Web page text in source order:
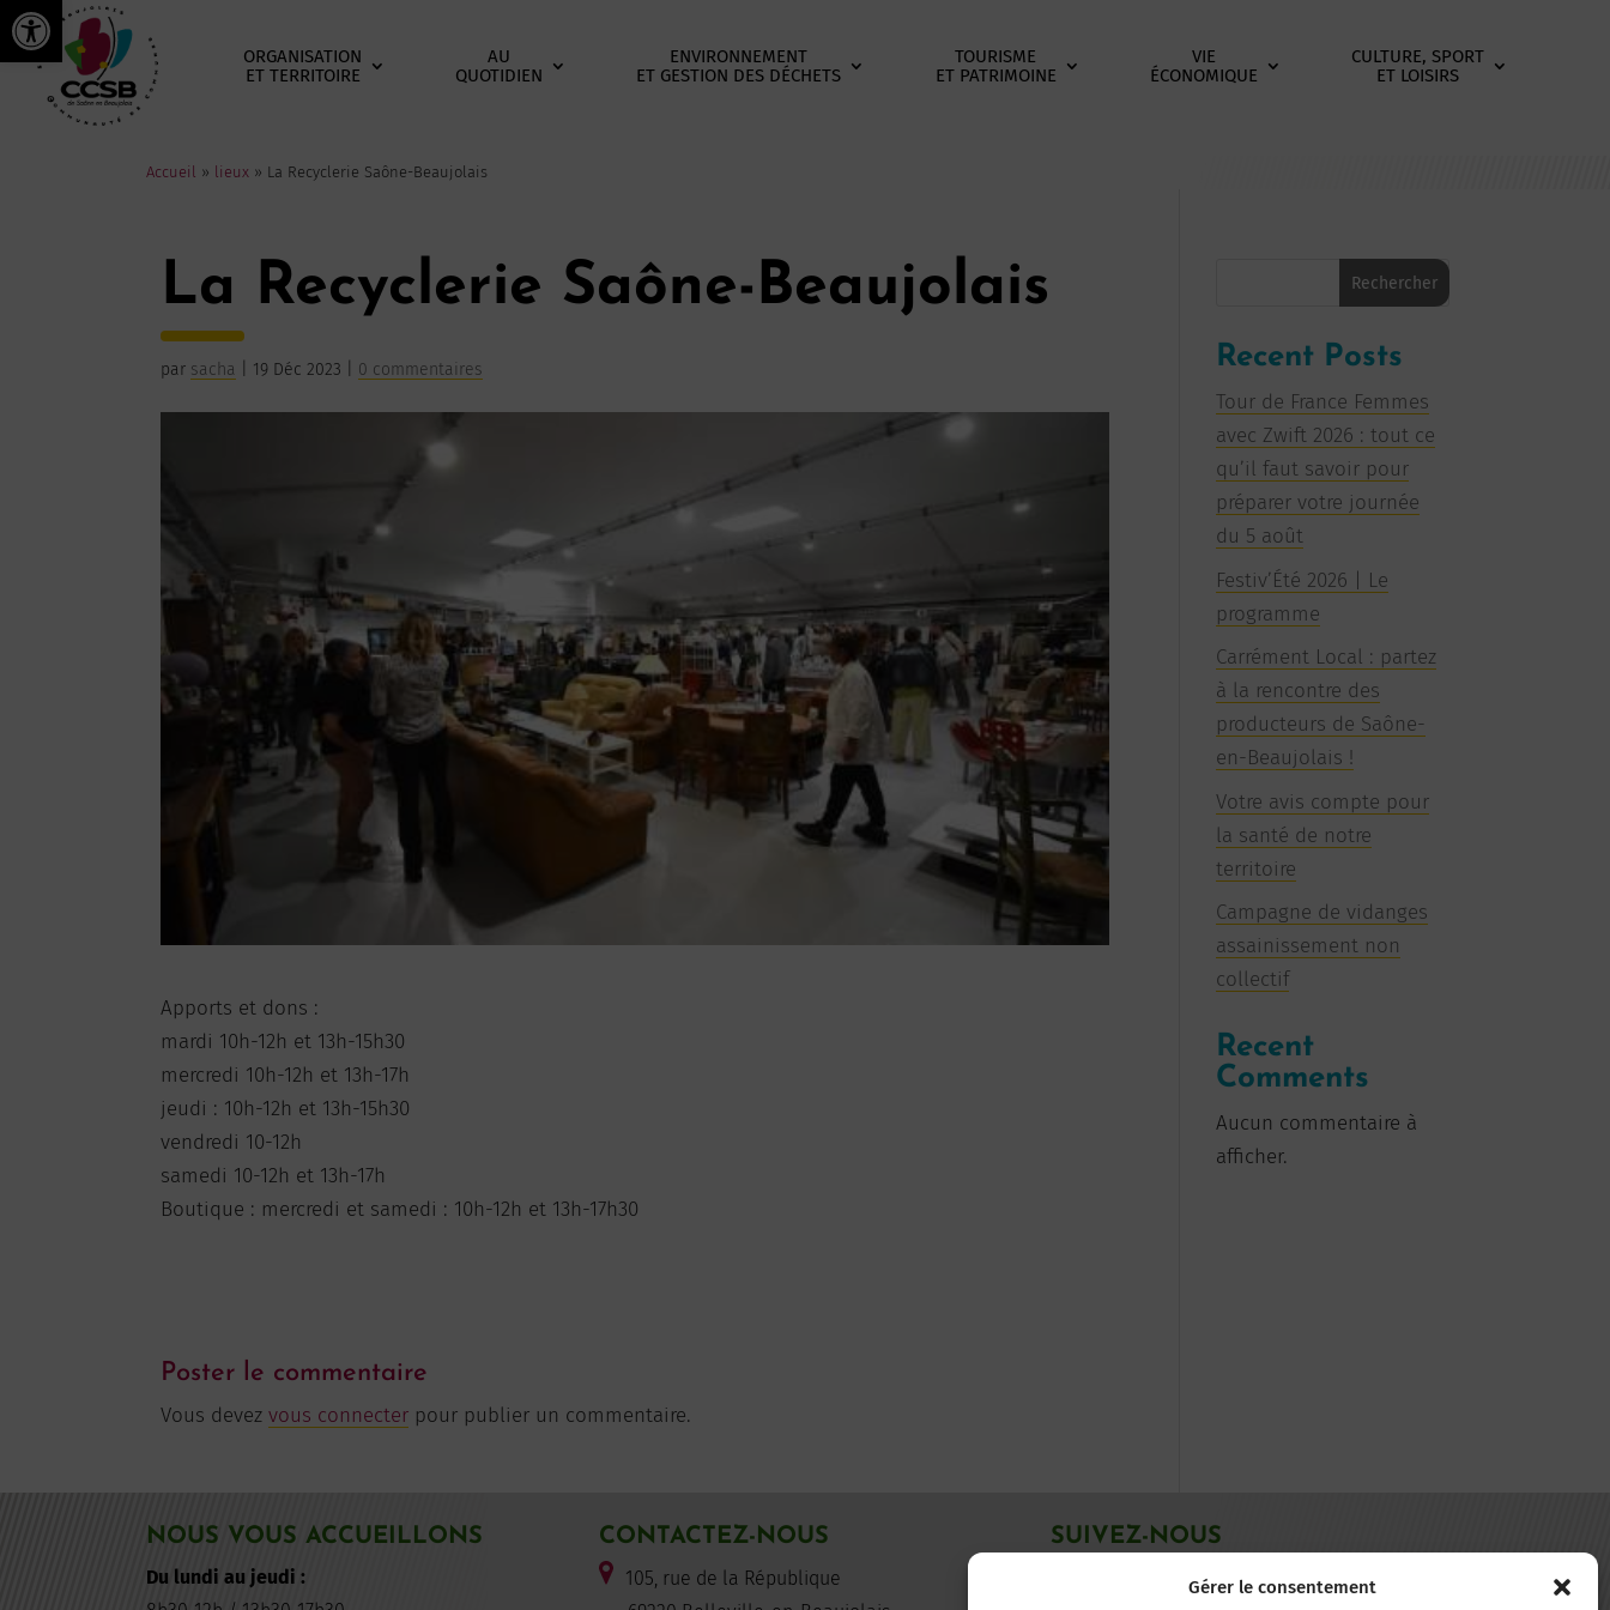
Ouvrir la barre d’outils
Gérer le consentement
ORGANISATION
ET TERRITOIRE
AU
QUOTIDIEN
ENVIRONNEMENT
ET GESTION DES DÉCHETS
TOURISME
ET PATRIMOINE
VIE
ÉCONOMIQUE
CULTURE, SPORT
ET LOISIRS
Accueil » lieux » La Recyclerie Saône-Beaujolais
La Recyclerie Saône-Beaujolais
par sacha 19 Déc 2023 0 commentaires
Apports et dons :
mardi 10h-12h et 13h-15h30
mercredi 10h-12h et 13h-17h
jeudi : 10h-12h et 13h-15h30
vendredi 10-12h
samedi 10-12h et 13h-17h
Boutique : mercredi et samedi : 10h-12h et 13h-17h30
Poster le commentaire
Vous devezvous connecter pour publier un commentaire.
Rechercher
Recent Posts
Tour de France Femmes
avec Zwift 2026 : tout ce
qu’il faut savoir pour
préparer votre journée
du 5 août
Festiv’Été 2026 | Le
programme
Carrément Local : partez
à la rencontre des
producteurs de Saône-
en-Beaujolais !
Votre avis compte pour
la santé de notre
territoire
Campagne de vidanges
assainissement non
collectif
Recent
Comments
Aucun commentaire à
afficher.
NOUS VOUS ACCUEILLONS
Du lundi au jeudi :
CONTACTEZ-NOUS
105, rue de la République
SUIVEZ-NOUS